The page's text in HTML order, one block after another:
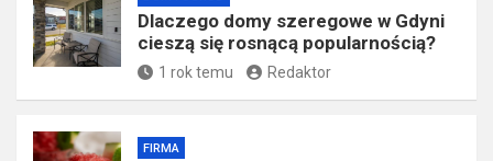
Dlaczego domy szeregowe w Gdyni
cieszą się rosnącą popularnością?
1 rok temu Redaktor
FIRMA